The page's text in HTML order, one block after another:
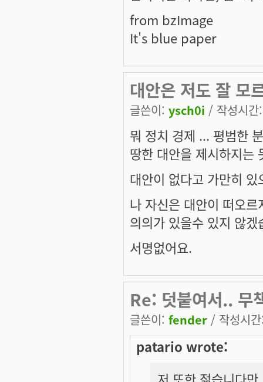
from bzImage
It's blue paper
대안은 저도 잘 모
글쓴이: ysch0i / 작성시
뭐 정치 경제 ... 평범한
땅한 대안을 제시하지는
대안이 없다고 가만히
나 자신은 대안이 떠오
의의가 있을수 있지 않겠
서명없어요.
Re: 덧붙여서.. 무
글쓴이: fender / 작성시
patario wrote:
저 또한 젊습니다